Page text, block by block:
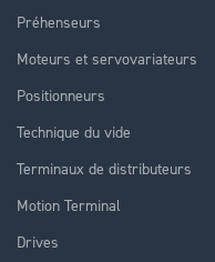
Préhenseurs
Moteurs et servovariateurs
Positionneurs
Technique du vide
Terminaux de distributeurs
Motion Terminal
Drives